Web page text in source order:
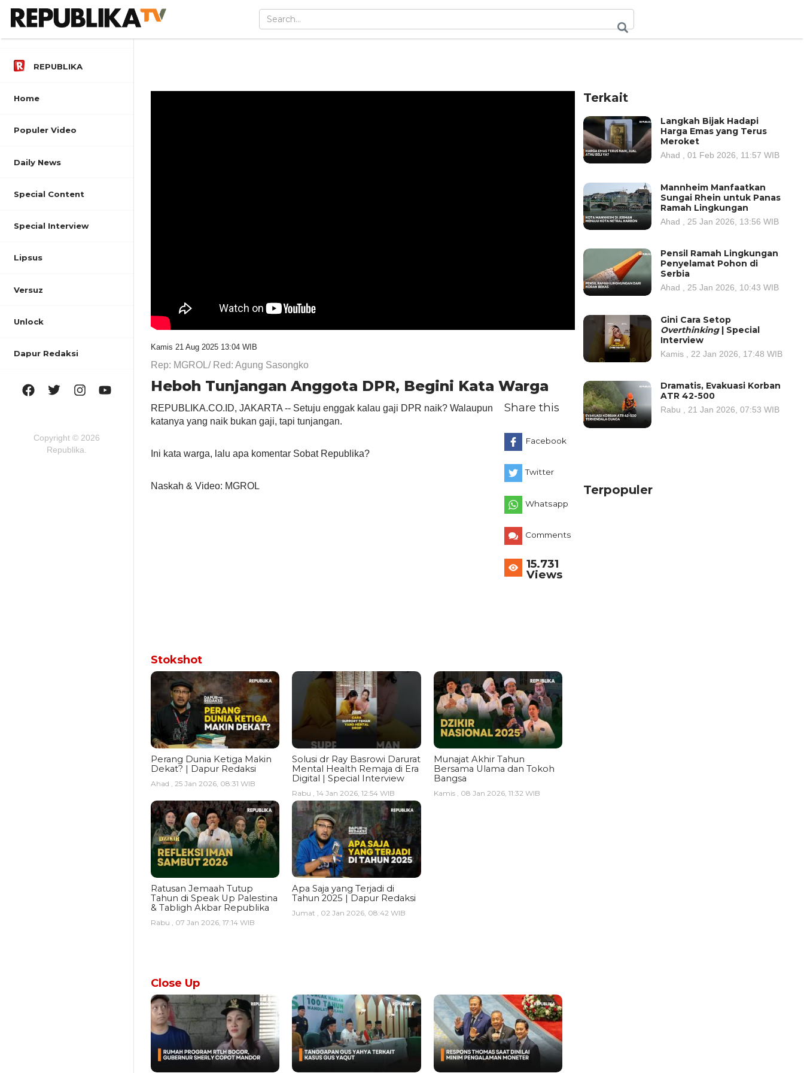
REPUBLIKA
Home
Populer Video
Daily News
Special Content
Special Interview
Lipsus
Versuz
Unlock
Dapur Redaksi
Copyright © 2026
Republika.
Kamis 21 Aug 2025 13:04 WIB
Rep: MGROL/ Red: Agung Sasongko
Heboh Tunjangan Anggota DPR, Begini Kata Warga
REPUBLIKA.CO.ID, JAKARTA -- Setuju enggak kalau gaji DPR naik? Walaupun
katanya yang naik bukan gaji, tapi tunjangan.
Ini kata warga, lalu apa komentar Sobat Republika?
Naskah & Video: MGROL
Share this
Facebook
Twitter
Whatsapp
Comments
15.731
Views
Stokshot
Perang Dunia Ketiga Makin
Dekat? | Dapur Redaksi
Ahad , 25 Jan 2026, 08:31 WIB
Solusi dr Ray Basrowi Darurat
Mental Health Remaja di Era
Digital | Special Interview
Rabu , 14 Jan 2026, 12:54 WIB
Munajat Akhir Tahun
Bersama Ulama dan Tokoh
Bangsa
Kamis , 08 Jan 2026, 11:32 WIB
Ratusan Jemaah Tutup
Tahun di Speak Up Palestina
& Tabligh Akbar Republika
Rabu , 07 Jan 2026, 17:14 WIB
Apa Saja yang Terjadi di
Tahun 2025 | Dapur Redaksi
Jumat , 02 Jan 2026, 08:42 WIB
Close Up
Terkait
Langkah Bijak Hadapi
Harga Emas yang Terus
Meroket
Ahad , 01 Feb 2026, 11:57 WIB
Mannheim Manfaatkan
Sungai Rhein untuk Panas
Ramah Lingkungan
Ahad , 25 Jan 2026, 13:56 WIB
Pensil Ramah Lingkungan
Penyelamat Pohon di
Serbia
Ahad , 25 Jan 2026, 10:43 WIB
Gini Cara Setop
Overthinking| Special
Interview
Kamis , 22 Jan 2026, 17:48 WIB
Dramatis, Evakuasi Korban
ATR 42-500
Rabu , 21 Jan 2026, 07:53 WIB
Terpopuler